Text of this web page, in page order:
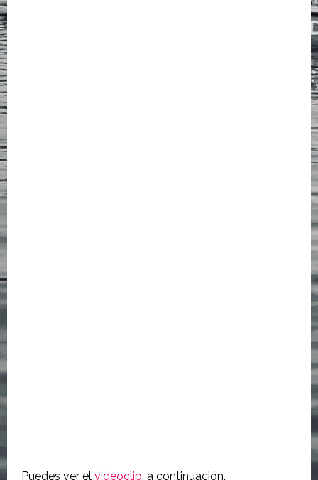
Puedes ver el videoclip , a continuación.